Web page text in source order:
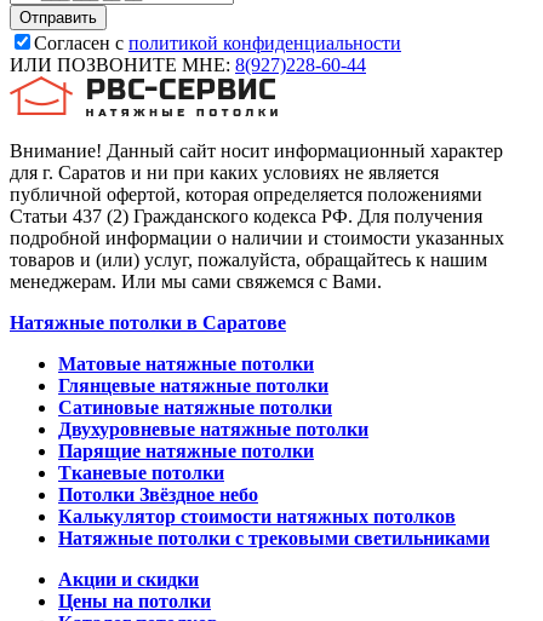
Согласен с политикой конфиденциальности
ИЛИ ПОЗВОНИТЕ МНЕ: 8(927)228-60-44
Внимание! Данный сайт носит информационный характер
для г. Саратов и ни при каких условиях не является
публичной офертой, которая определяется положениями
Статьи 437 (2) Гражданского кодекса РФ. Для получения
подробной информации о наличии и стоимости указанных
товаров и (или) услуг, пожалуйста, обращайтесь к нашим
менеджерам. Или мы сами свяжемся с Вами.
Натяжные потолки в Саратове
Матовые натяжные потолки
Глянцевые натяжные потолки
Сатиновые натяжные потолки
Двухуровневые натяжные потолки
Парящие натяжные потолки
Тканевые потолки
Потолки Звёздное небо
Калькулятор стоимости натяжных потолков
Натяжные потолки с трековыми светильниками
Акции и скидки
Цены на потолки